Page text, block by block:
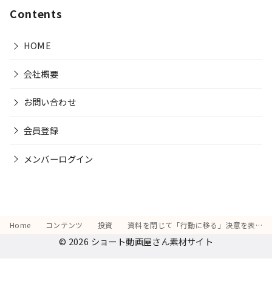
Contents
HOME
会社概要
お問い合わせ
会員登録
メンバーログイン
Home コンテンツ 投資 資料を閉じて「行動に移る」決意を表す仕草
© 2026 ショート動画屋さん素材サイト